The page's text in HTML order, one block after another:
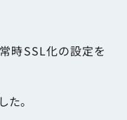
常時SSL化の設定を
。